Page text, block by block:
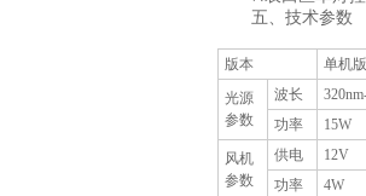
五、技术参数
版本
单机版
光源
参数
波长
功率
15W
风机
参数
供电
12V
功率
4W